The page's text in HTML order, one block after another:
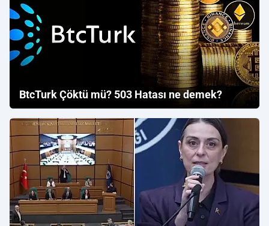
BtcTurk Çöktü mü? 503 Hatası ne demek?